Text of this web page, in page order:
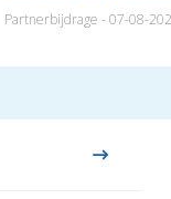
Partnerbijdrage - 07-08-